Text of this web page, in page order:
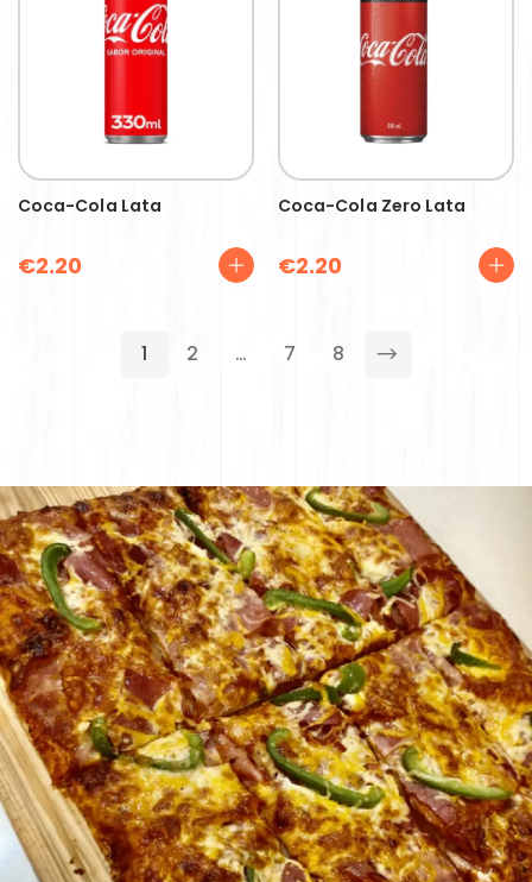
Coca-Cola Lata
€2.20
Coca-Cola Zero Lata
€2.20
1 2 … 7 8